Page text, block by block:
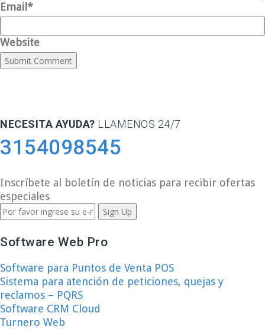
Email*
Website
NECESITA AYUDA? LLAMENOS 24/7
3154098545
Inscríbete al boletín de noticias para recibir ofertas
especiales
Software Web Pro
Software para Puntos de Venta POS
Sistema para atención de peticiones, quejas y
reclamos – PQRS
Software CRM Cloud
Turnero Web